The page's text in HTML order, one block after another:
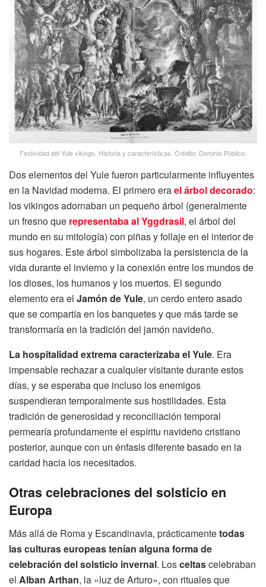
Festividad del Yule vikingo. Historia y características. Crédito: Dominio Público.
Dos elementos del Yule fueron particularmente influyentes
en la Navidad moderna. El primero erael árbol decorado:
los vikingos adornaban un pequeño árbol (generalmente
un fresno que representaba al Yggdrasil, el árbol del
mundo en su mitología) con piñas y follaje en el interior de
sus hogares. Este árbol simbolizaba la persistencia de la
vida durante el invierno y la conexión entre los mundos de
los dioses, los humanos y los muertos. El segundo
elemento era el Jamón de Yule, un cerdo entero asado
que se compartía en los banquetes y que más tarde se
transformaría en la tradición del jamón navideño.
La hospitalidad extrema caracterizaba el Yule. Era
impensable rechazar a cualquier visitante durante estos
días, y se esperaba que incluso los enemigos
suspendieran temporalmente sus hostilidades. Esta
tradición de generosidad y reconciliación temporal
permearía profundamente el espíritu navideño cristiano
posterior, aunque con un énfasis diferente basado en la
caridad hacia los necesitados.
Otras celebraciones del solsticio en
Europa
Más allá de Roma y Escandinavia, prácticamentetodas
las culturas europeas tenían alguna forma de
celebración del solsticio invernal. Losceltascelebraban
el Alban Arthan, la «luz de Arturo», con rituales que